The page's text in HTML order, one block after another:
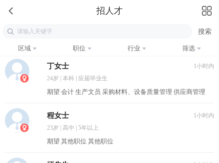
招人才
区域 职位 行业 筛选
丁女士
1小时内
24岁 | 本科 | 应届毕业生
期望 会计 生产文员 采购材料、设备质量管理 供应商管理
程女士
1小时内
23岁 | 高中 | 5年以上
期望 其他职位 其他职位